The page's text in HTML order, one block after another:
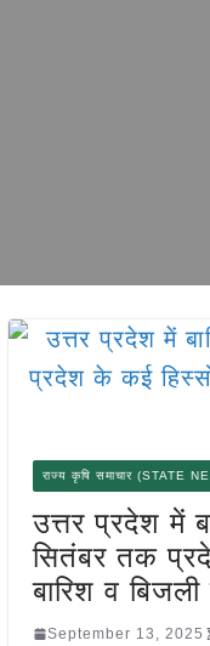
राज्य कृषि समाचार (STATE
उत्तर प्रदेश में
सितंबर तक
बारिश व
September 13, 2025